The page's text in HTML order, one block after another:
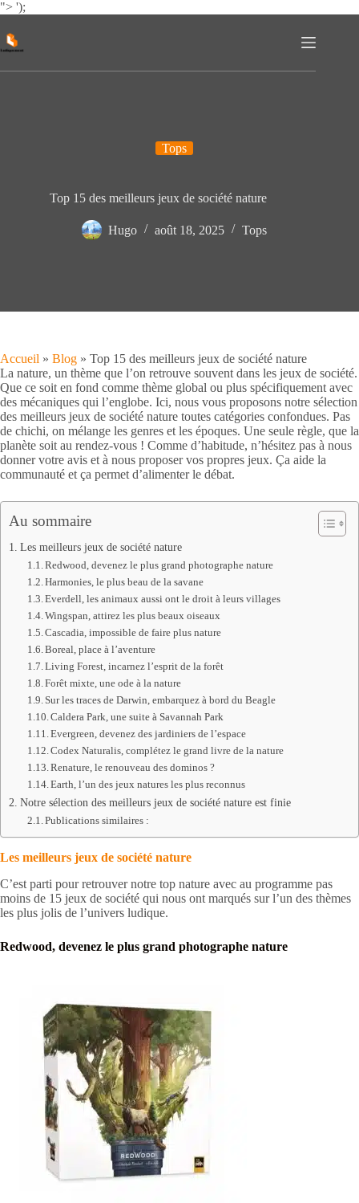
"> ');
Tops
Top 15 des meilleurs jeux de société nature
Hugo août 18, 2025 Tops
Accueil » Blog » Top 15 des meilleurs jeux de société nature
La nature, un thème que l’on retrouve souvent dans les jeux de société.
Que ce soit en fond comme thème global ou plus spécifiquement avec
des mécaniques qui l’englobe. Ici, nous vous proposons notre sélection
des meilleurs jeux de société nature toutes catégories confondues. Pas
de chichi, on mélange les genres et les époques. Une seule règle, que la
planète soit au rendez-vous ! Comme d’habitude, n’hésitez pas à nous
donner votre avis et à nous proposer vos propres jeux. Ça aide la
communauté et ça permet d’alimenter le débat.
Au sommaire
Les meilleurs jeux de société nature
Redwood, devenez le plus grand photographe nature
Harmonies, le plus beau de la savane
Everdell, les animaux aussi ont le droit à leurs villages
Wingspan, attirez les plus beaux oiseaux
Cascadia, impossible de faire plus nature
Boreal, place à l’aventure
Living Forest, incarnez l’esprit de la forêt
Forêt mixte, une ode à la nature
Sur les traces de Darwin, embarquez à bord du Beagle
Caldera Park, une suite à Savannah Park
Evergreen, devenez des jardiniers de l’espace
Codex Naturalis, complétez le grand livre de la nature
Renature, le renouveau des dominos ?
Earth, l’un des jeux natures les plus reconnus
Notre sélection des meilleurs jeux de société nature est finie
Publications similaires :
Les meilleurs jeux de société nature
C’est parti pour retrouver notre top nature avec au programme pas
moins de 15 jeux de société qui nous ont marqués sur l’un des thèmes
les plus jolis de l’univers ludique.
Redwood, devenez le plus grand photographe nature